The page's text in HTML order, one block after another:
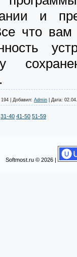
и
что вам
194 Добавил: Admin Дата:
31-40 41-50 51-59
Softmost.ru © 2026 |